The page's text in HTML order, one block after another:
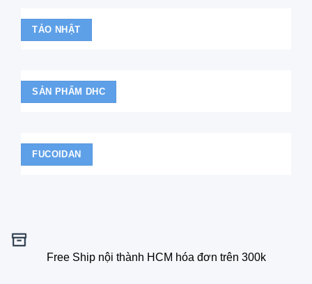
TẢO NHẬT
SẢN PHẨM DHC
FUCOIDAN
Free Ship nội thành HCM hóa đơn trên 300k